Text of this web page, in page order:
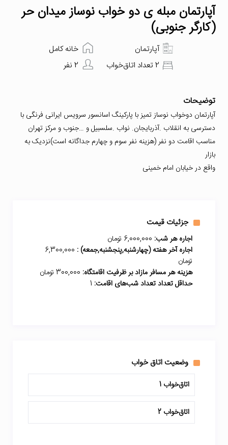
آپارتمان مبله ی دو خواب نوساز میدان حر
(کارگر جنوبی)
خانه کامل
آپارتمان
2 نفر
2 تعداد اتاق‌خواب
توضیحات
آپارتمان دوخواب نوساز تمیز با پارکینگ اسانسور سرویس ایرانی فرنگی با
دسترسی به انقلاب .آذربایجان. نواب .سلسبیل و …جنوب و مرکز تهران
مناسب اقامت دو نفر (هزینه نفر سوم و چهارم جداگانه است)نزدیک به
بازار
واقع در خیابان امام خمینی
جزئیات قیمت
اجاره هر شب:
اجاره آخر هفته (چهارشنبه,پنجشنبه,جمعه) : 6,300,000
تومان
هزینه هر مسافر مازاد بر ظرفیت اقامتگاه:
حداقل تعداد تعداد شب‌های اقامت:
وضعیت اتاق خواب
اتاق‌خواب 1
اتاق‌خواب 2